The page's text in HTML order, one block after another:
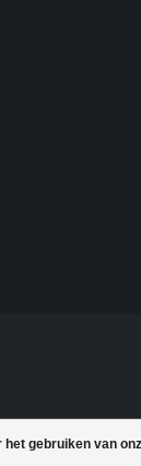
het gebruiken van